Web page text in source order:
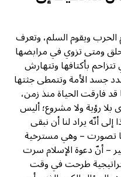
الحرب ويقوم السلم، وتعرف
ومتى تزوي في مرابضها
تتزاحم بأكتافها وتتهارش
جسد الأمة وتتمطى جثتها
قد فارقت الحياة منذ زمن،
بلا رؤية ولا مشروع؛ أليس
إلى أنّه يراد لنا أن نبقى
تصورت – وهي مسترخية
– أنّ دعوة الإسلام سرت
طرحت في وقت